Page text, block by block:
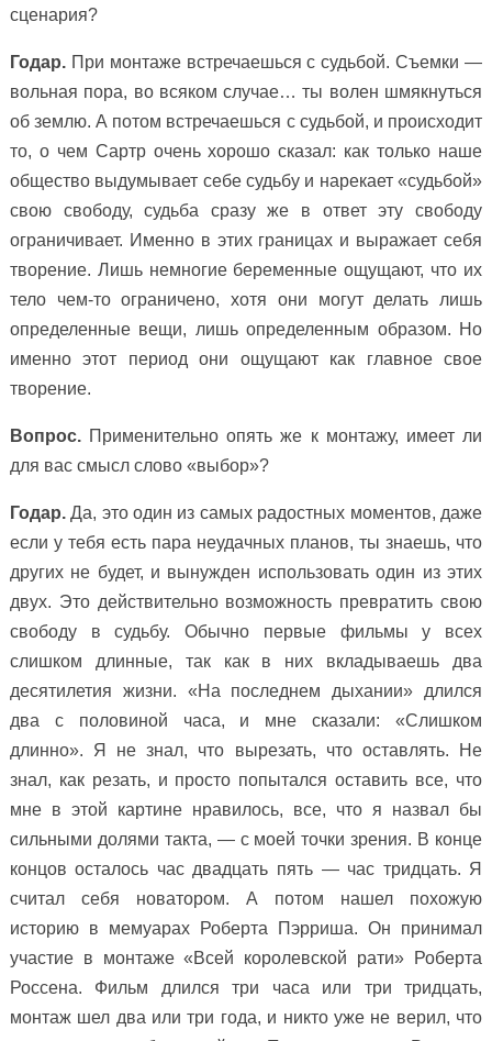
сценария?
Годар.При монтаже встречаешься с судьбой. Съемки —
вольная пора, во всяком случае… ты волен шмякнуться
об землю. А потом встречаешься с судьбой, и происходит
то, о чем Сартр очень хорошо сказал: как только наше
общество выдумывает себе судьбу и нарекает «судьбой»
свою свободу, судьба сразу же в ответ эту свободу
ограничивает. Именно в этих границах и выражает себя
творение. Лишь немногие беременные ощущают, что их
тело чем-то ограничено, хотя они могут делать лишь
определенные вещи, лишь определенным образом. Но
именно этот период они ощущают как главное свое
творение.
Вопрос. Применительно опять же к монтажу, имеет ли
для вас смысл слово «выбор»?
Годар.Да, это один из самых радостных моментов, даже
если у тебя есть пара неудачных планов, ты знаешь, что
других не будет, и вынужден использовать один из этих
двух. Это действительно возможность превратить свою
свободу в судьбу. Обычно первые фильмы у всех
слишком длинные, так как в них вкладываешь два
десятилетия жизни. «На последнем дыхании» длился
два с половиной часа, и мне сказали: «Слишком
длинно». Я не знал, что вырезать, что оставлять. Не
знал, как резать, и просто попытался оставить все, что
мне в этой картине нравилось, все, что я назвал бы
сильными долями такта, — с моей точки зрения. В конце
концов осталось час двадцать пять — час тридцать. Я
считал себя новатором. А потом нашел похожую
историю в мемуарах Роберта Пэрриша. Он принимал
участие в монтаже «Всей королевской рати» Роберта
Россена. Фильм длился три часа или три тридцать,
монтаж шел два или три года, и никто уже не верил, что